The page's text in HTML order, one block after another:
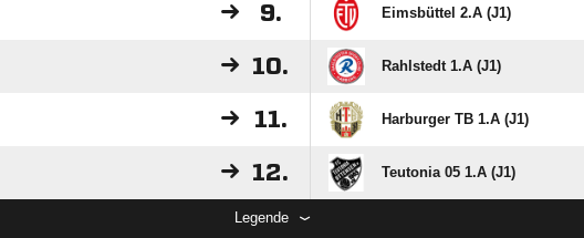
9. Eimsbüttel 2.A (J1)
10. Rahlstedt 1.A (J1)
11. Harburger TB 1.A (J1)
12. Teutonia 05 1.A (J1)
Legende